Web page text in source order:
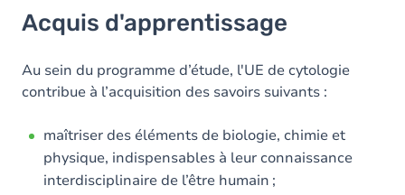
Objectifs
Contenu
Acquis d'apprentissage
Au sein du programme d’étude, l'UE de cytologie
contribue à l’acquisition des savoirs suivants :
maîtriser des éléments de biologie, chimie et
physique, indispensables à leur connaissance
interdisciplinaire de l’être humain ;